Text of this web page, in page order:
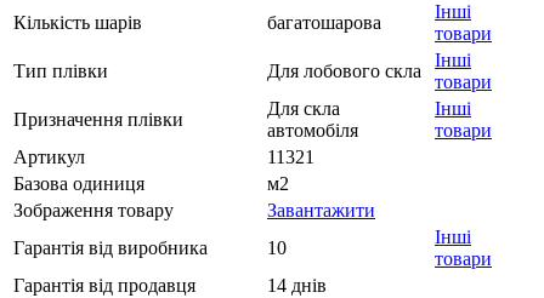
Кількість шарів
багатошарова
Інші
товари
Тип плівки
Для лобового скла
Інші
товари
Призначення плівки
Для скла
автомобіля
Інші
товари
Артикул
11321
Базова одиниця
м2
Зображення товару
Завантажити
Гарантія від виробника
10
Інші
товари
Гарантія від продавця
14 днів